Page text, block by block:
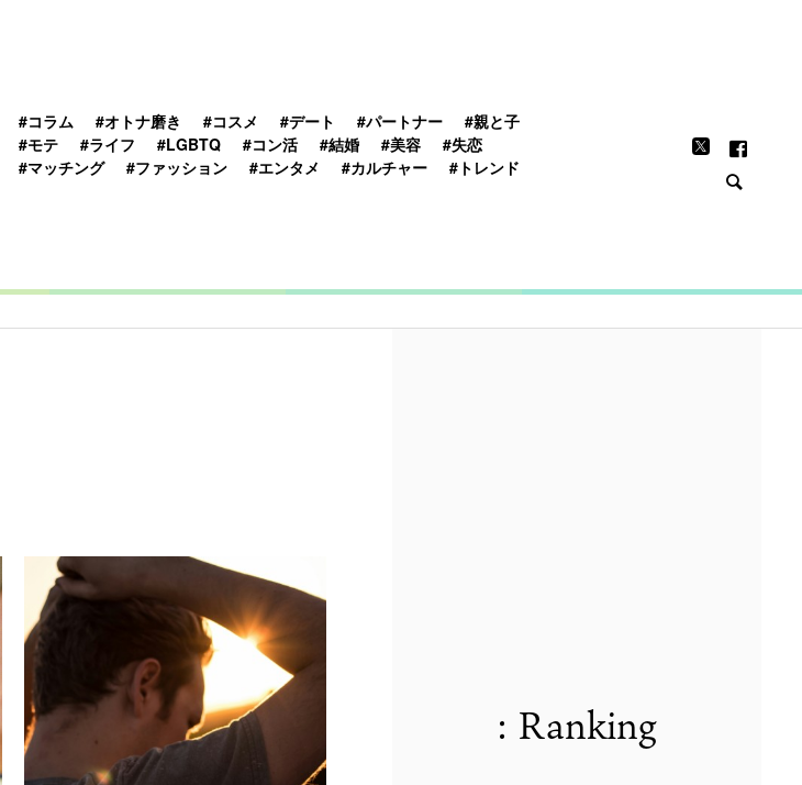
#コラム #オトナ磨き #コスメ #デート #パートナー
#親と子
#モテ
#ライフ #LGBTQ #コン活 #結婚 #美容
#失恋
#マッチング
#ファッション #エンタメ #カルチャー #トレンド
: Ranking